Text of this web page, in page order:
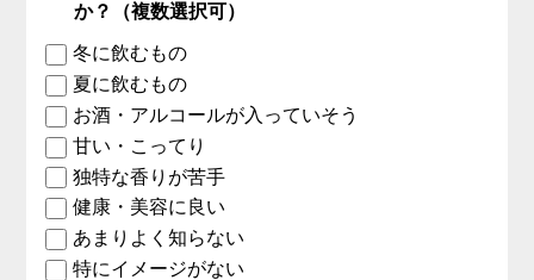
か？（複数選択可）
冬に飲むもの
夏に飲むもの
お酒・アルコールが入っていそう
甘い・こってり
独特な香りが苦手
健康・美容に良い
あまりよく知らない
特にイメージがない